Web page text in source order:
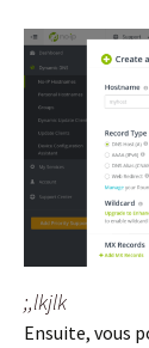
;,lkjlk
Ensuite, vous